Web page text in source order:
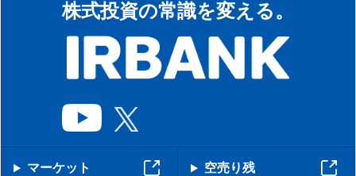
株式投資の常識を変える。
マーケット 空売り残